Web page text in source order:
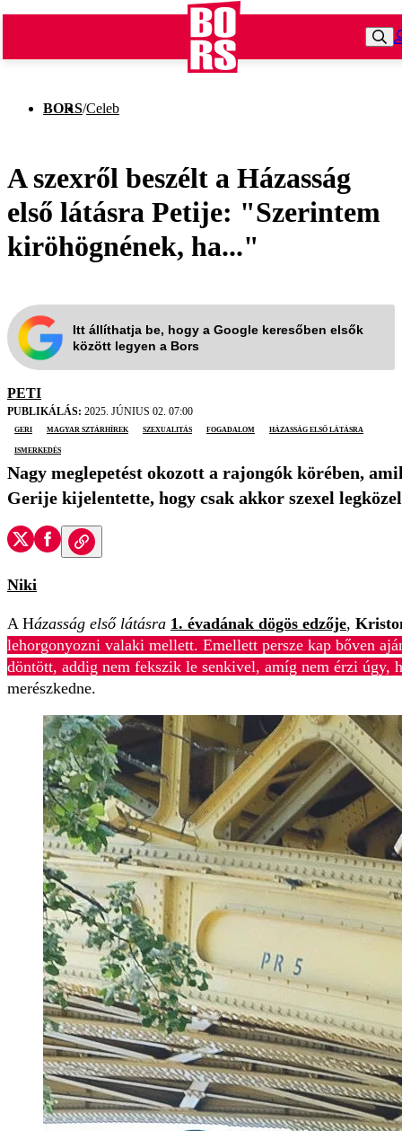
BORS/Celeb
A szexről beszélt a Házasság
első látásra Petije: "Szerintem
kiröhögnének, ha..."
Itt állíthatja be, hogy a Google keresőben elsők
között legyen a Bors
PETI
PUBLIKÁLÁS: 2025. JÚNIUS 02. 07:00
Geri
magyar sztárhírek szexualitás fogadalom
Házasság első látásra
ismerkedés
Nagy meglepetést okozott a rajongók körében,
Gerije kijelentette, hogy csak akkor szexel
Niki
A Házasság első látásra 1. évadának dögös edzője,
lehorgonyozni valaki mellett. Emellett persze kap bőven
döntött, addig nem fekszik le senkivel, amíg nem érzi úgy,
merészkedne.